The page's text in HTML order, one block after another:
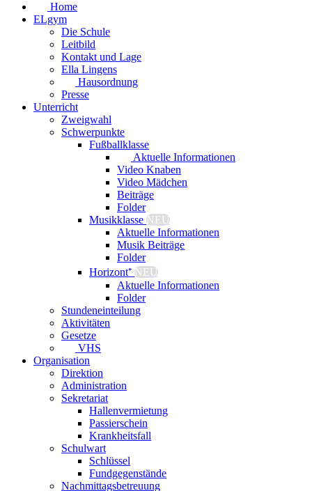
Home
ELgym
Die Schule
Leitbild
Kontakt und Lage
Ella Lingens
Hausordnung
Presse
Unterricht
Zweigwahl
Schwerpunkte
Fußballklasse
Aktuelle Informationen
Video Knaben
Video Mädchen
Beiträge
Folder
Musikklasse NEU
Aktuelle Informationen
Musik Beiträge
Folder
Horizont⁺ NEU
Aktuelle Informationen
Folder
Stundeneinteilung
Aktivitäten
Gesetze
VHS
Organisation
Direktion
Administration
Sekretariat
Hallenvermietung
Passierschein
Krankheitsfall
Schulwart
Schlüssel
Fundgegenstände
Nachmittagsbetreuung